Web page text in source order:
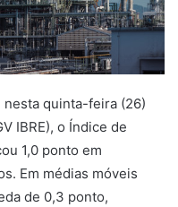
nesta quinta-feira (26)
IBRE), o Índice de
1,0 ponto em
Em médias móveis
de 0,3 ponto,